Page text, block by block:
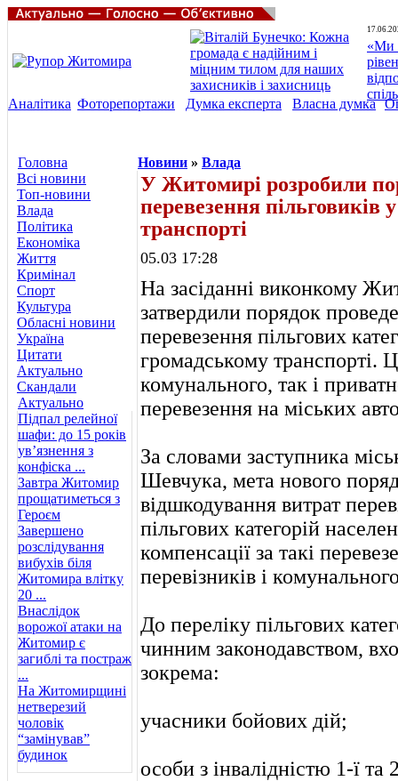
«Ми
Аналітика Фоторепортажи Думка експерта Власна думка
Головна
Всі новини
Топ-новини
Влада
Політика
Економіка
Життя
Кримінал
Спорт
Культура
Обласні новини
Україна
Цитати
Актуально
Скандали
Актуально
Підпал релейної
шафи: до 15 років
ув’язнення з
конфіска ...
Завтра Житомир
прощатиметься з
Героєм
Завершено
розслідування
вибухів біля
Житомира влітку
20 ...
Внаслідок
ворожої атаки на
Житомир є
загиблі та постраж
...
На Житомирщині
нетверезий
чоловік
“замінував”
будинок
Новини » Влада
У Житомирі розробили
перевезення пільговиків
транспорті
05.03 17:28
На засіданні виконкому
затвердили порядок
перевезення пільгових
громадському транспорті.
комунального, так і
перевезення на міських
За словами заступника
Шевчука, мета нового
відшкодування витрат
пільгових категорій
компенсації за такі
перевізників і
До переліку пільгових
чинним законодавством,
зокрема:
учасники бойових дій;
особи з інвалідністю 1-ї та